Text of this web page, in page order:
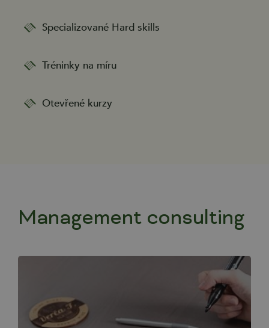
Specializované Hard skills
Tréninky na míru
Otevřené kurzy
Management consulting